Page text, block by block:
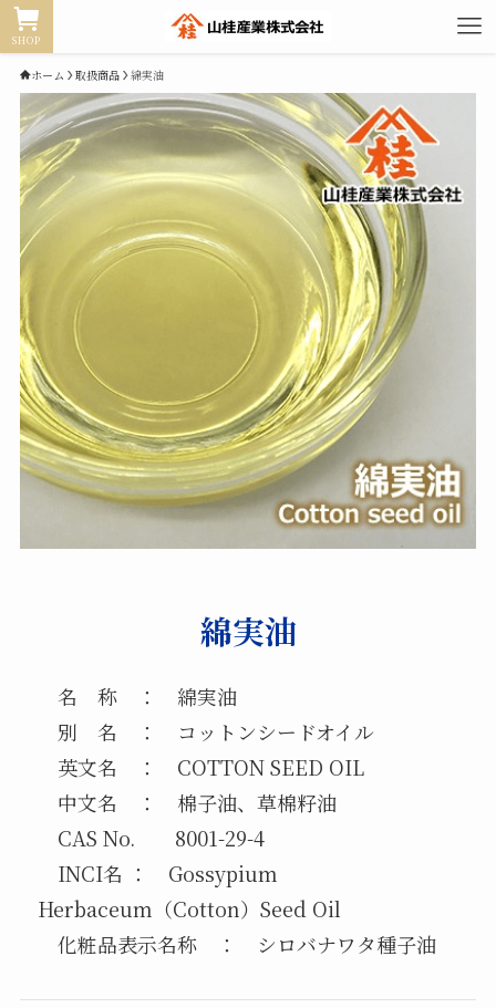
SHOP
ホーム 取扱商品 綿実油
綿実油
名 称 ： 綿実油
別 名 ： コットンシードオイル
英文名 ： COTTON SEED OIL
中文名 ： 棉子油、草棉籽油
CAS No. 8001-29-4
INCI名 ： Gossypium
Herbaceum（Cotton）Seed Oil
化粧品表示名称 ： シロバナワタ種子油